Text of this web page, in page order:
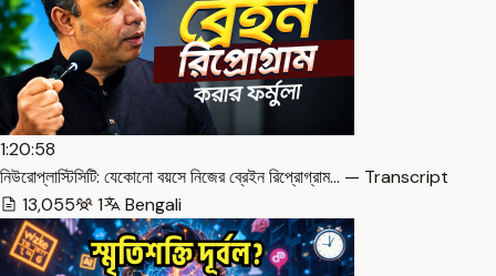
1:20:58
নিউরোপ্লাস্টিসিটি: যেকোনো বয়সে নিজের ব্রেইন রিপ্রোগ্রাম… — Transcript
13,055
1 Bengali